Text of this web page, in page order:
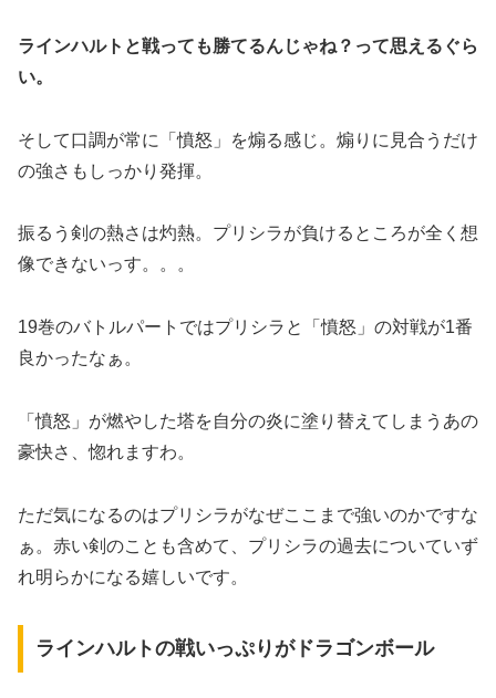
ラインハルトと戦っても勝てるんじゃね？って思えるぐら
い。
そして口調が常に「憤怒」を煽る感じ。煽りに見合うだけ
の強さもしっかり発揮。
振るう剣の熱さは灼熱。プリシラが負けるところが全く想
像できないっす。。。
19巻のバトルパートではプリシラと「憤怒」の対戦が1番
良かったなぁ。
「憤怒」が燃やした塔を自分の炎に塗り替えてしまうあの
豪快さ、惚れますわ。
ただ気になるのはプリシラがなぜここまで強いのかですな
ぁ。赤い剣のことも含めて、プリシラの過去についていず
れ明らかになる嬉しいです。
ラインハルトの戦いっぷりがドラゴンボール